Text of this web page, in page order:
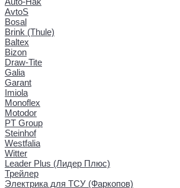
AvtoS
Bosal
Brink (Thule)
Baltex
Bizon
Draw-Tite
Galia
Garant
Imiola
Monoflex
Motodor
PT Group
Steinhof
Westfalia
Witter
Leader Plus (Лидер Плюс)
Трейлер
Электрика для ТСУ (Фаркопов)